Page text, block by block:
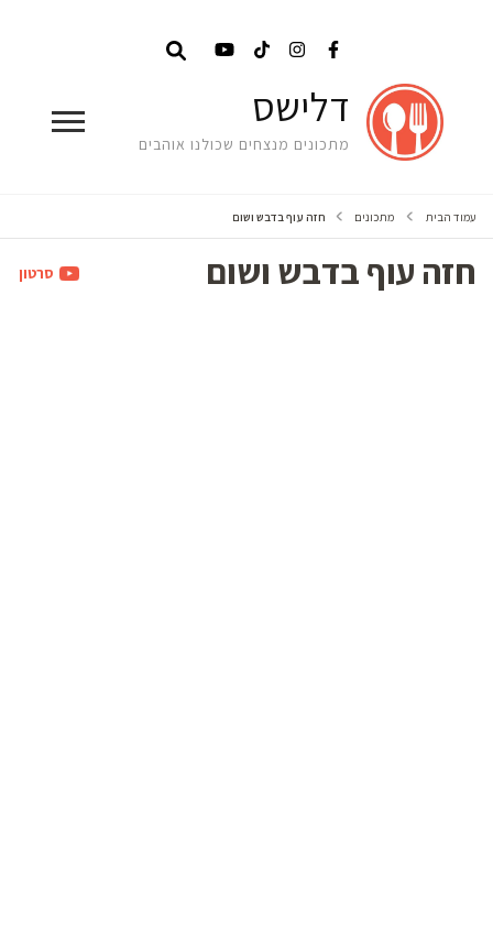
דלישס
מתכונים מנצחים שכולנו אוהבים
עמוד הבית מתכונים חזה עוף בדבש ושום
חזה עוף בדבש ושום סרטון